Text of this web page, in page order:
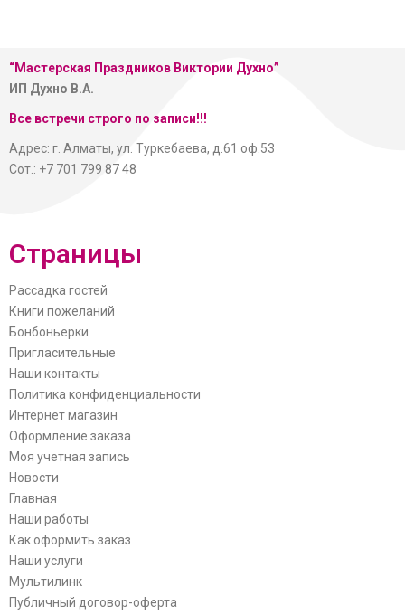
“Мастерская Праздников Виктории Духно”
ИП Духно В.А.
Все встречи строго по записи!!!
Адрес: г. Алматы, ул. Туркебаева, д.61 оф.53
Сот.: +7 701 799 87 48
Страницы
Рассадка гостей
Книги пожеланий
Бонбоньерки
Пригласительные
Наши контакты
Политика конфиденциальности
Интернет магазин
Оформление заказа
Моя учетная запись
Новости
Главная
Наши работы
Как оформить заказ
Наши услуги
Мультилинк
Публичный договор-оферта